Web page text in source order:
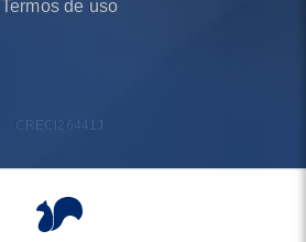
Termos de uso
CRECI 26441J